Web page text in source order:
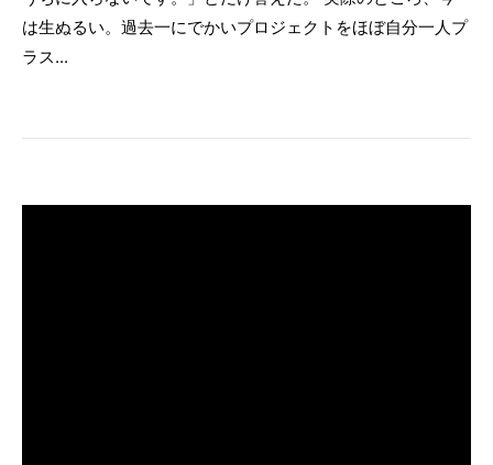
は生ぬるい。過去一にでかいプロジェクトをほぼ自分一人プ
ラス...